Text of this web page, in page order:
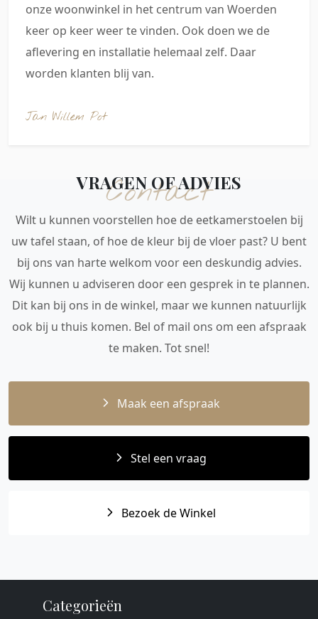
onze woonwinkel in het centrum van Woerden
keer op keer weer te vinden. Ook doen we de
aflevering en installatie helemaal zelf. Daar
worden klanten blij van.
Jan Willem Pot
Contact
VRAGEN OF ADVIES
Wilt u kunnen voorstellen hoe de eetkamerstoelen bij
uw tafel staan, of hoe de kleur bij de vloer past? U bent
bij ons van harte welkom voor een deskundig advies.
Wij kunnen u adviseren door een gesprek in te plannen.
Dit kan bij ons in de winkel, maar we kunnen natuurlijk
ook bij u thuis komen. Bel of mail ons om een afspraak
te maken. Tot snel!
Maak een afspraak
Stel een vraag
Bezoek de Winkel
Categorieën